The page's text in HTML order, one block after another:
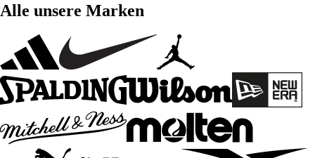
Alle unsere Marken